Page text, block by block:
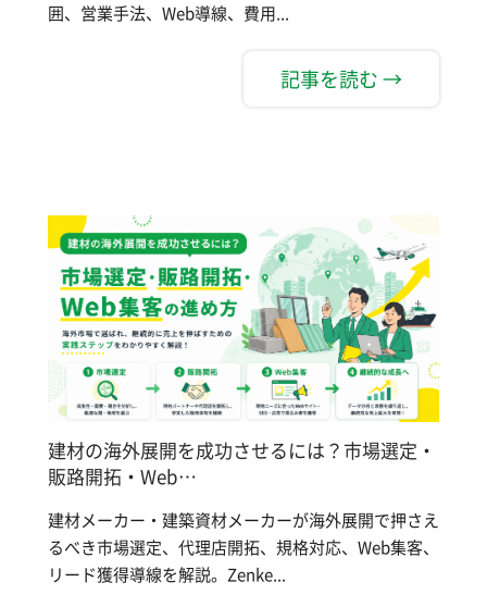
囲、営業手法、Web導線、費用...
記事を読む →
建材の海外展開を成功させるには？市場選定・
販路開拓・Web…
建材メーカー・建築資材メーカーが海外展開で押さえ
るべき市場選定、代理店開拓、規格対応、Web集客、
リード獲得導線を解説。Zenke...